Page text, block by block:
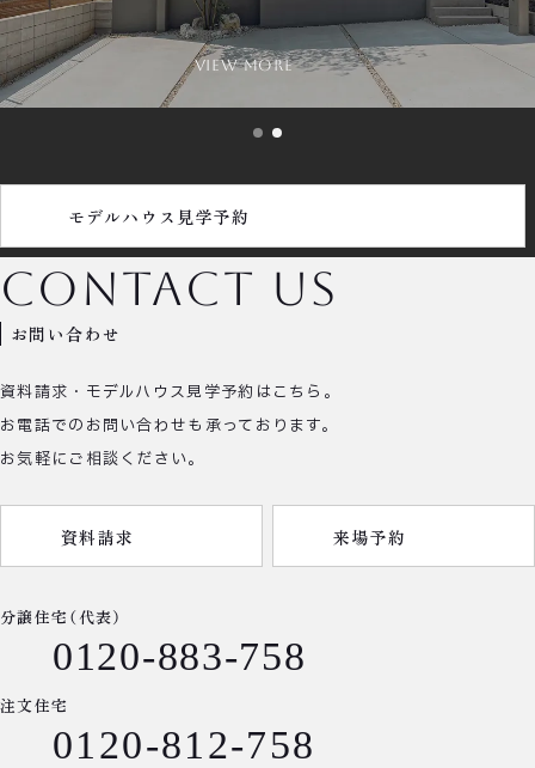
view more
モデルハウス見学予約
お問い合わせ
contact us
資料請求・モデルハウス見学予約はこちら。
お電話でのお問い合わせも承っております。
お気軽にご相談ください。
資料請求 来場予約
分譲住宅（代表）
0120-883-758
注文住宅
0120-812-758